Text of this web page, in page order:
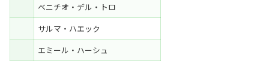
ベニチオ・デル・トロ
サルマ・ハエック
エミール・ハーシュ